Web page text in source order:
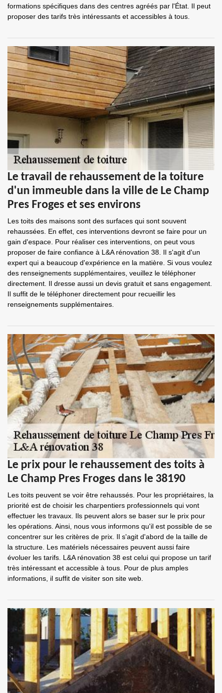
formations spécifiques dans des centres agréés par l'État. Il peut
proposer des tarifs très intéressants et accessibles à tous.
Le travail de rehaussement de la toiture
d'un immeuble dans la ville de Le Champ
Pres Froges et ses environs
Les toits des maisons sont des surfaces qui sont souvent
rehaussées. En effet, ces interventions devront se faire pour un
gain d'espace. Pour réaliser ces interventions, on peut vous
proposer de faire confiance à L&A rénovation 38. Il s'agit d'un
expert qui a beaucoup d'expérience en la matière. Si vous voulez
des renseignements supplémentaires, veuillez le téléphoner
directement. Il dresse aussi un devis gratuit et sans engagement.
Il suffit de le téléphoner directement pour recueillir les
renseignements supplémentaires.
Le prix pour le rehaussement des toits à
Le Champ Pres Froges dans le 38190
Les toits peuvent se voir être rehaussés. Pour les propriétaires, la
priorité est de choisir les charpentiers professionnels qui vont
effectuer les travaux. Ils peuvent alors se baser sur le prix pour
les opérations. Ainsi, nous vous informons qu'il est possible de se
concentrer sur les critères de prix. Il s'agit d'abord de la taille de
la structure. Les matériels nécessaires peuvent aussi faire
évoluer les tarifs. L&A rénovation 38 est celui qui propose un tarif
très intéressant et accessible à tous. Pour de plus amples
informations, il suffit de visiter son site web.